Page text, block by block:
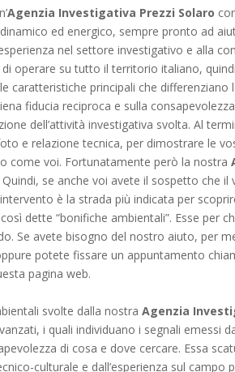
Agenzia Investigativa Prezzi Solaro
ed energico, sempre pronto ad
nel settore investigativo e alla
operare su tutto il territorio italiano,
caratteristiche principali che
fiducia reciproca e sulla
dell’attività investigativa svolta. Al
e relazione tecnica, per dimostrare le
come voi. Fortunatamente però la nostra
se anche voi avete il sospetto che
è la strada più indicata per
dette “bonifiche ambientali”. Esse per
Se avete bisogno del nostro aiuto, per
potete fissare un appuntamento
pagina web.
svolte dalla nostraAgenzia
i quali individuano i segnali
di cosa e dove cercare. Essa
culturale e dall’esperienza sul